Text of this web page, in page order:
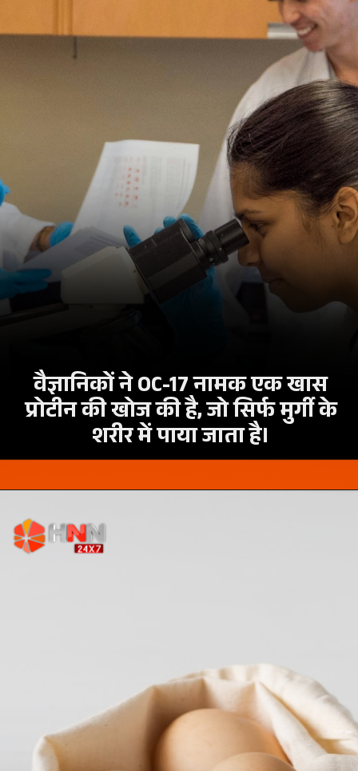
वैज्ञानिकों ने OC-17 नामक एक खास
प्रोटीन की खोज की है, जो सिर्फ मुर्गी के
शरीर में पाया जाता है।